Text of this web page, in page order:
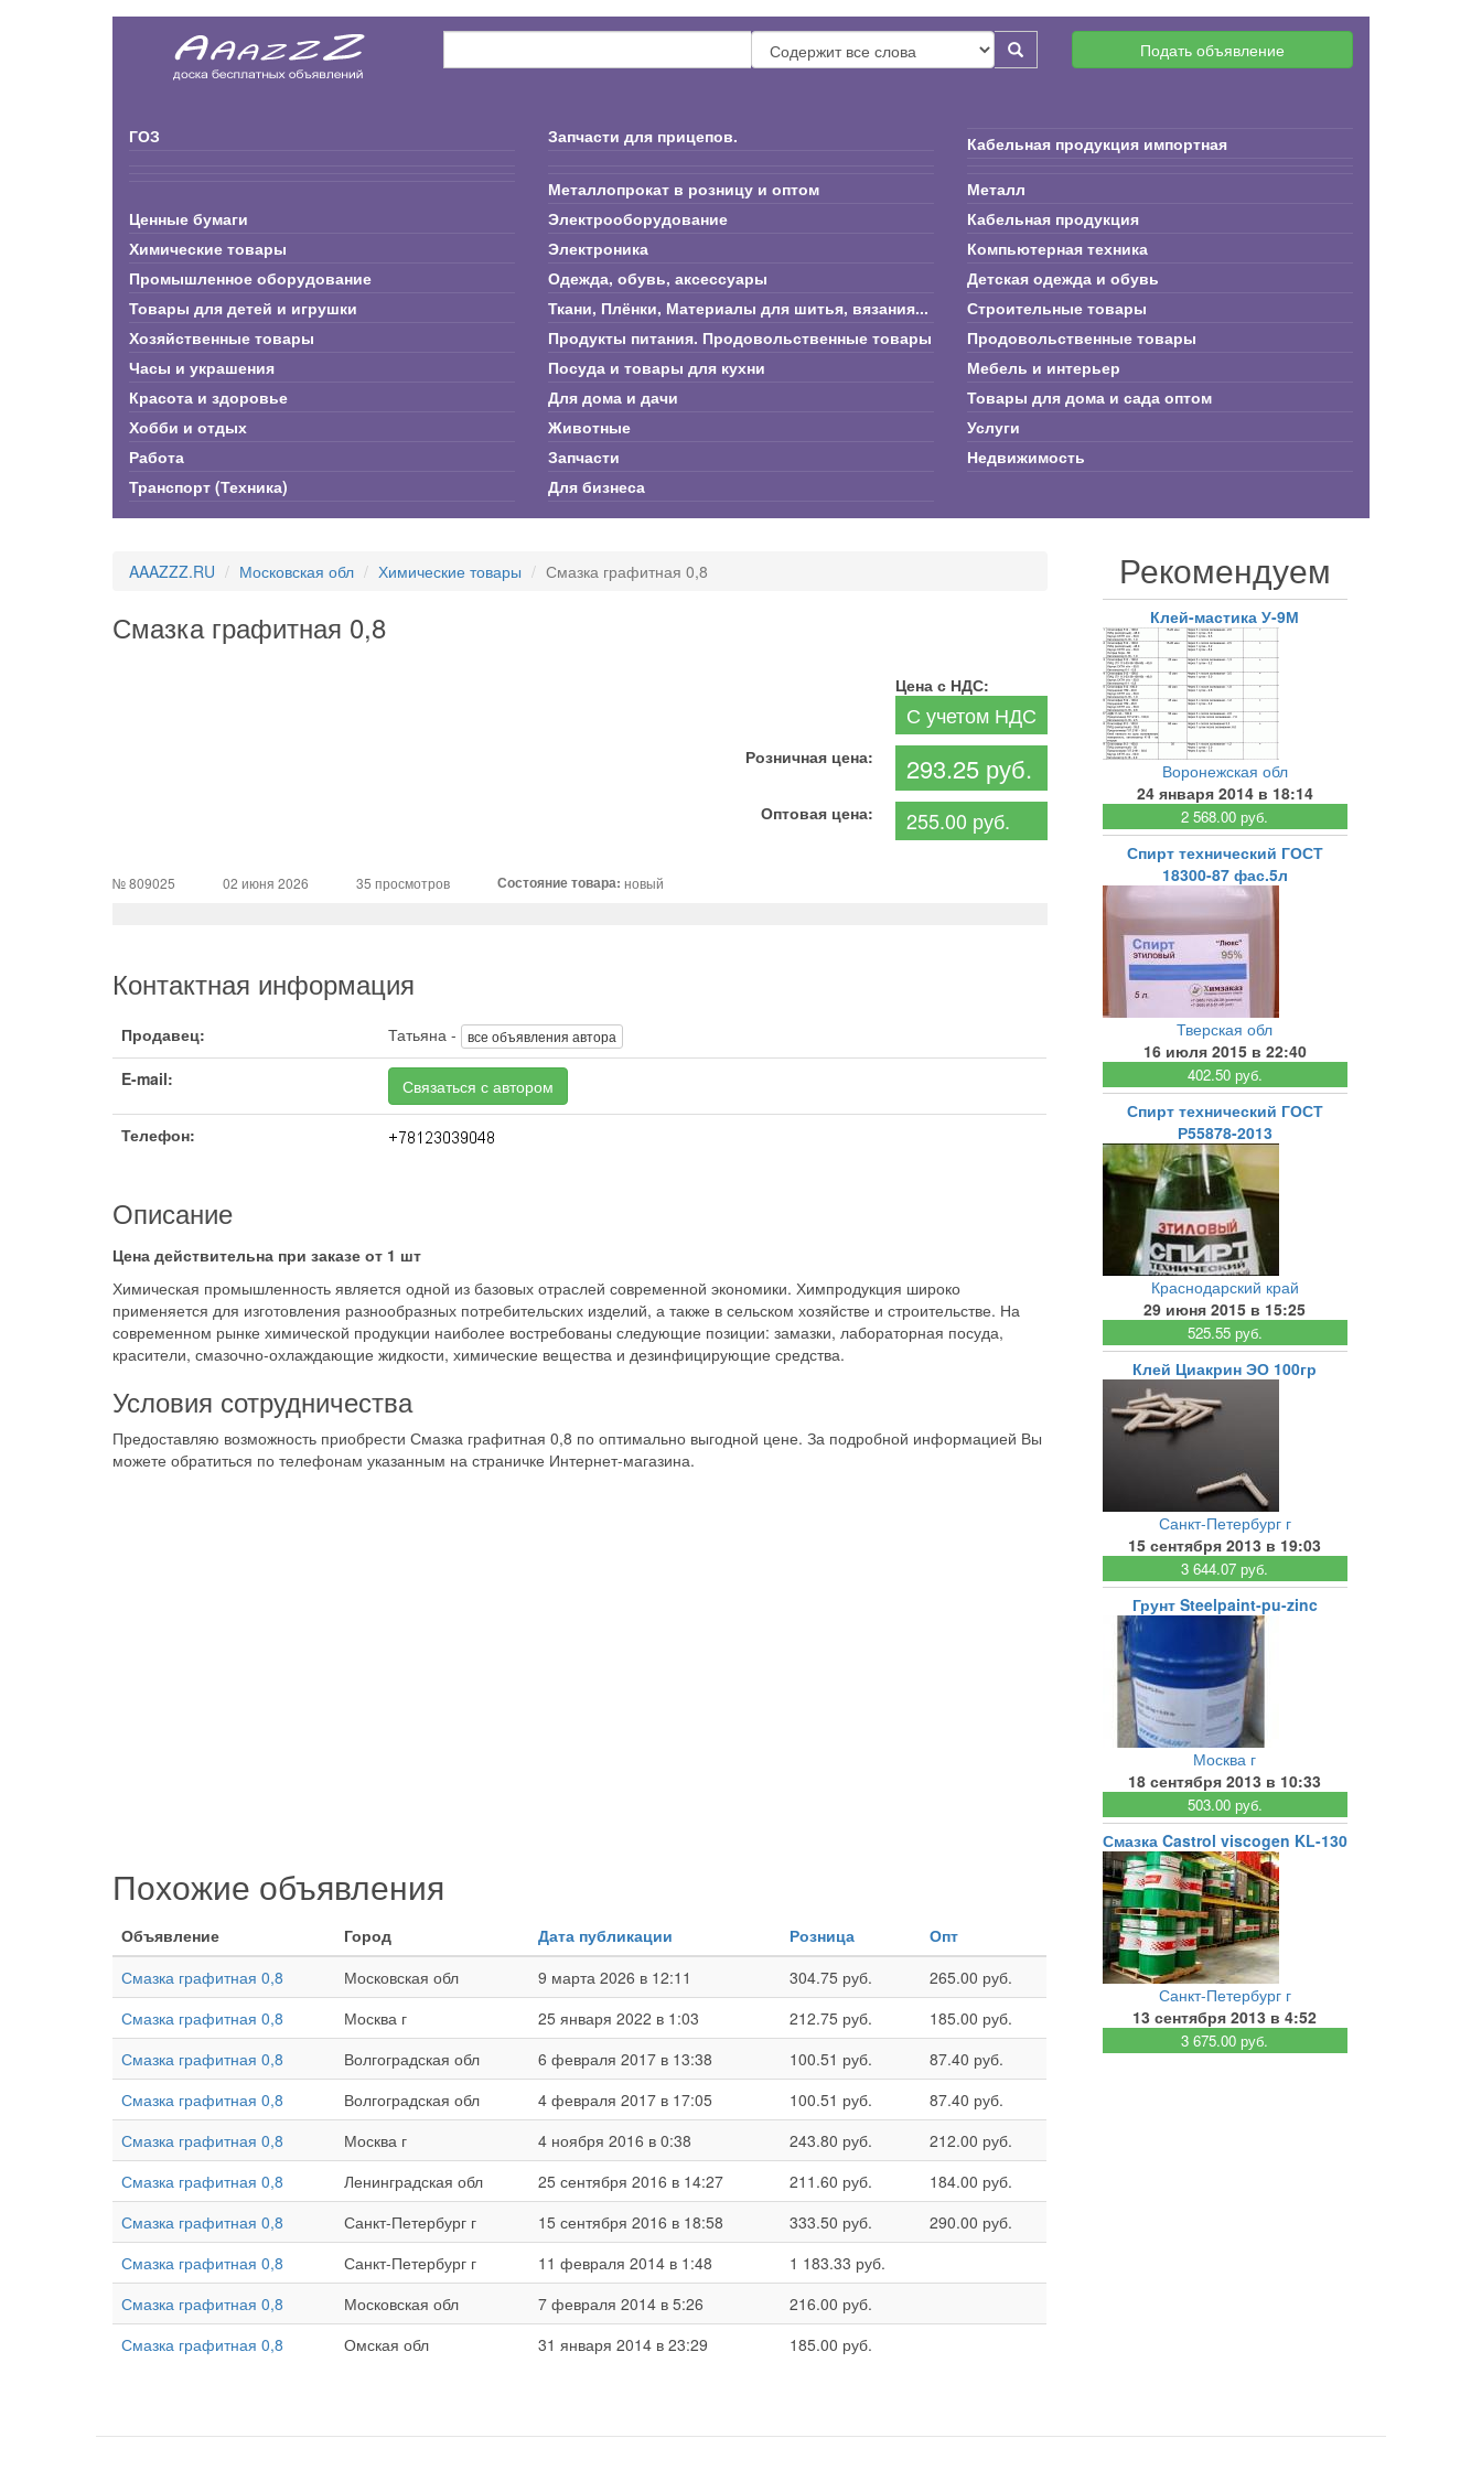
Подать объявление
ГОЗ Запчасти для прицепов. Кабельная продукция импортная
Металлопрокат в розницу и оптом
Металл
Ценные бумаги
Электрооборудование
Кабельная продукция
Химические товары
Электроника
Компьютерная техника
Промышленное оборудование
Одежда, обувь, аксессуары
Детская одежда и обувь
Товары для детей и игрушки
Ткани, Плёнки, Материалы для шитья, вязания...
Строительные товары
Хозяйственные товары
Продукты питания. Продовольственные товары
Продовольственные товары
Часы и украшения
Посуда и товары для кухни
Мебель и интерьер
Красота и здоровье
Для дома и дачи
Товары для дома и сада оптом
Хобби и отдых
Животные
Услуги
Работа
Запчасти
Недвижимость
Транспорт (Техника)
Для бизнеса
AAAZZZ.RU Московская обл Химические товары Смазка графитная 0,8
Смазка графитная 0,8
Цена с НДС:
С учетом НДС
Розничная цена: 293.25 руб.
Оптовая цена: 255.00 руб.
№ 809025 02 июня 2026 35 просмотров Состояние товара: новый
Контактная информация
Продавец: Татьяна - все объявления автора
E-mail: Связаться с автором
Телефон:
Описание
Цена действительна при заказе от 1 шт
Химическая промышленность является одной из базовых отраслей современной экономики. Химпродукция широко
применяется для изготовления разнообразных потребительских изделий, а также в сельском хозяйстве и строительстве. На
современном рынке химической продукции наиболее востребованы следующие позиции: замазки, лабораторная посуда,
красители, смазочно-охлаждающие жидкости, химические вещества и дезинфицирующие средства.
Условия сотрудничества
Предоставляю возможность приобрести Смазка графитная 0,8 по оптимально выгодной цене. За подробной информацией Вы
можете обратиться по телефонам указанным на страничке Интернет-магазина.
Похожие объявления
Объявление Город Дата публикации Розница
Опт
Смазка графитная 0,8
Московская обл 9 марта 2026 в 12:11 304.75 руб.
265.00 руб.
Смазка графитная 0,8
Москва г 25 января 2022 в 1:03 212.75 руб.
185.00 руб.
Смазка графитная 0,8
Волгоградская обл 6 февраля 2017 в 13:38 100.51 руб.
87.40 руб.
Смазка графитная 0,8
Волгоградская обл 4 февраля 2017 в 17:05 100.51 руб.
87.40 руб.
Смазка графитная 0,8
Москва г 4 ноября 2016 в 0:38 243.80 руб.
212.00 руб.
Смазка графитная 0,8
Ленинградская обл 25 сентября 2016 в 14:27 211.60 руб.
184.00 руб.
Смазка графитная 0,8
Санкт-Петербург г 15 сентября 2016 в 18:58 333.50 руб.
290.00 руб.
Смазка графитная 0,8
Санкт-Петербург г 11 февраля 2014 в 1:48
1 183.33 руб.
Смазка графитная 0,8
Московская обл 7 февраля 2014 в 5:26
216.00 руб.
Смазка графитная 0,8
Омская обл 31 января 2014 в 23:29 185.00 руб.
Рекомендуем
Клей-мастика У-9М
Воронежская обл
24 января 2014 в 18:14
2 568.00 руб.
Спирт технический ГОСТ
18300-87 фас.5л
Тверская обл
16 июля 2015 в 22:40
402.50 руб.
Спирт технический ГОСТ
Р55878-2013
Краснодарский край
29 июня 2015 в 15:25
525.55 руб.
Клей Циакрин ЭО 100гр
Санкт-Петербург г
15 сентября 2013 в 19:03
3 644.07 руб.
Грунт Steelpaint-pu-zinc
Москва г
18 сентября 2013 в 10:33
503.00 руб.
Смазка Castrol viscogen KL-130
Санкт-Петербург г
13 сентября 2013 в 4:52
3 675.00 руб.